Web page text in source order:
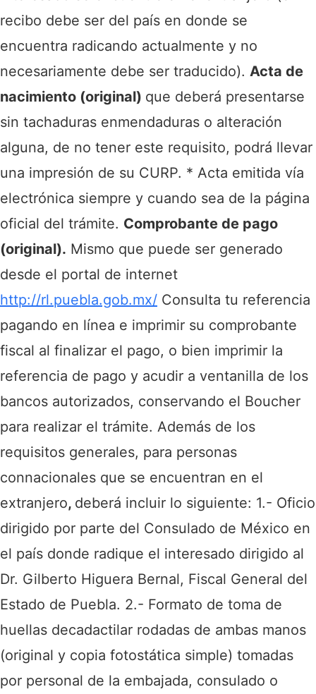
recibo debe ser del país en donde se
encuentra radicando actualmente y no
necesariamente debe ser traducido). Acta de
nacimiento (original) que deberá presentarse
sin tachaduras enmendaduras o alteración
alguna, de no tener este requisito, podrá llevar
una impresión de su CURP. * Acta emitida vía
electrónica siempre y cuando sea de la página
oficial del trámite. Comprobante de pago
(original). Mismo que puede ser generado
desde el portal de internet
http://rl.puebla.gob.mx/ Consulta tu referencia
pagando en línea e imprimir su comprobante
fiscal al finalizar el pago, o bien imprimir la
referencia de pago y acudir a ventanilla de los
bancos autorizados, conservando el Boucher
para realizar el trámite. Además de los
requisitos generales, para personas
connacionales que se encuentran en el
extranjero, deberá incluir lo siguiente: 1.- Oficio
dirigido por parte del Consulado de México en
el país donde radique el interesado dirigido al
Dr. Gilberto Higuera Bernal, Fiscal General del
Estado de Puebla. 2.- Formato de toma de
huellas decadactilar rodadas de ambas manos
(original y copia fotostática simple) tomadas
por personal de la embajada, consulado o